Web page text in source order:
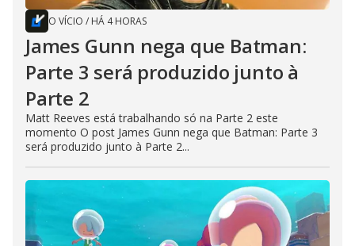
O VÍCIO / HÁ 4 HORAS
James Gunn nega que Batman:
Parte 3 será produzido junto à
Parte 2
Matt Reeves está trabalhando só na Parte 2 este
momento O post James Gunn nega que Batman: Parte 3
será produzido junto à Parte 2...